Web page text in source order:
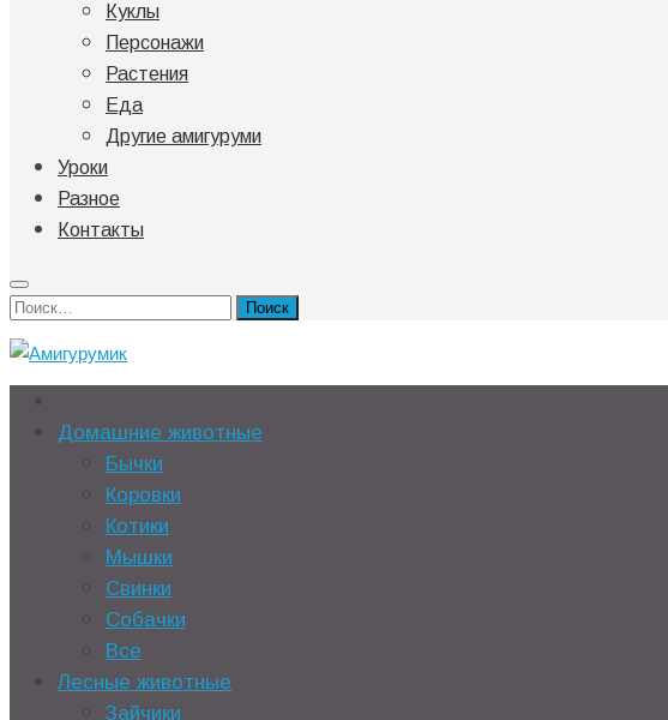
Куклы
Персонажи
Растения
Еда
Другие амигуруми
Уроки
Разное
Контакты
Найти:
Домашние животные
Бычки
Коровки
Котики
Мышки
Свинки
Собачки
Все
Лесные животные
Зайчики